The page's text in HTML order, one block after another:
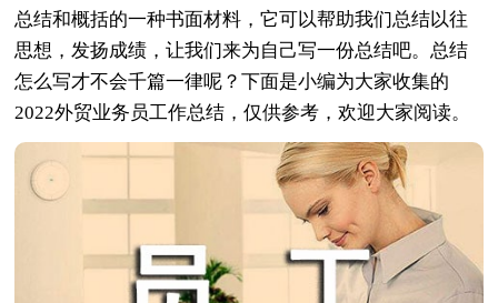
总结和概括的一种书面材料，它可以帮助我们总结以往
思想，发扬成绩，让我们来为自己写一份总结吧。总结
怎么写才不会千篇一律呢？下面是小编为大家收集的
2022外贸业务员工作总结，仅供参考，欢迎大家阅读。